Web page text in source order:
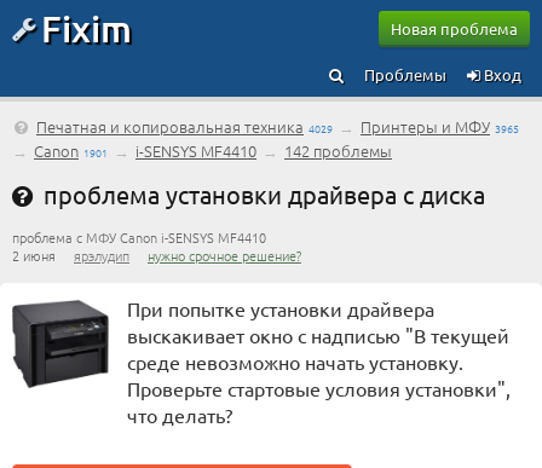
Fixim Новая проблема
Вход
Проблемы
Печатная и копировальная техника 4029 → Принтеры и МФУ 3965
→ Canon 1901 → i-SENSYS MF4410 → 142 проблемы
проблема установки драйвера с диска
проблема с МФУ Canon i-SENSYS MF4410
2 июня ярэлудип нужно срочное решение?
При попытке установки драйвера
выскакивает окно с надписью "В текущей
среде невозможно начать установку.
Проверьте стартовые условия установки",
что делать?